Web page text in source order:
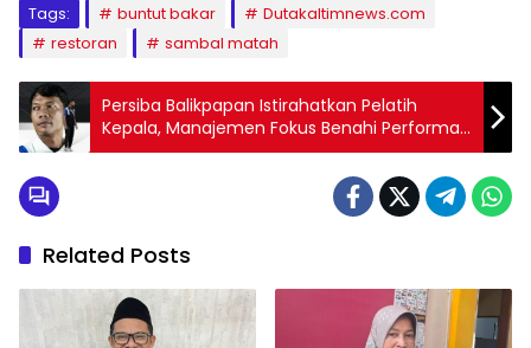
Tags: buntut bakar
Dutakaltimnews.com
restoran
sambal matah
Persiba Balikpapan Istirahatkan Pelatih
Kepala, Manajemen Fokus Benahi Performa
Tim
Related Posts